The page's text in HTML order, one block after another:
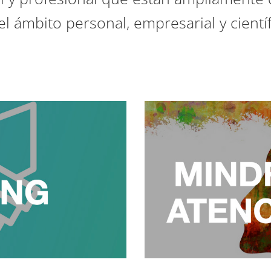
ámbito personal, empresarial y